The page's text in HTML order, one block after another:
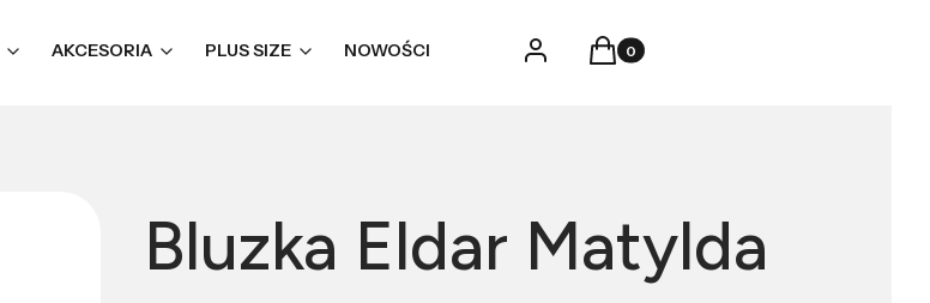
AKCESORIA PLUS SIZE NOWOŚCI Zaloguj sięProdukty w koszyku: 0. Zobacz
Koszyk
Bluzka Eldar Matylda